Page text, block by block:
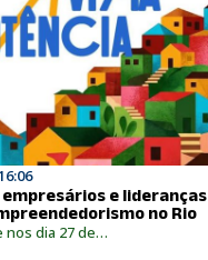
empresários e lideranças
no Rio
nos dia 27 de…